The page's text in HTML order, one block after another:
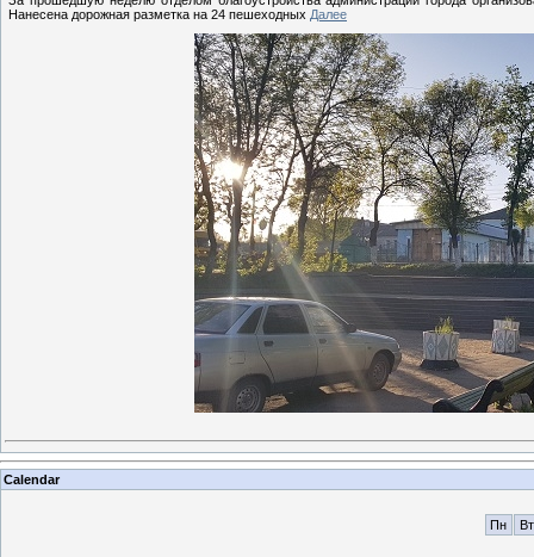
Нанесена дорожная разметка на 24 пешеходных Далее
Calendar
Пн Вт